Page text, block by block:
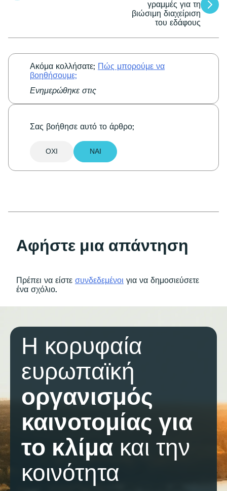
γραμμές για τη
βιώσιμη διαχείριση
του εδάφους
Ακόμα κολλήσατε; Πώς μπορούμε να
βοηθήσουμε;
Ενημερώθηκε στις
Σας βοήθησε αυτό το άρθρο;
ΌΧΙ ΝΑΙ
Αφήστε μια απάντηση
Πρέπει να είστε συνδεδεμένοι για να δημοσιεύσετε
ένα σχόλιο.
Η κορυφαία
ευρωπαϊκή
οργανισμός
καινοτομίας για
το κλίμα και την
κοινότητα